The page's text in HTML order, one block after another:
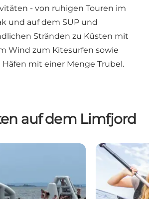
- von ruhigen Touren im
und auf dem SUP und
Stränden zu Küsten mit
Wind zum Kitesurfen sowie
Häfen mit einer Menge Trubel.
auf dem Limfjord
Wasserpark VisionKayak -